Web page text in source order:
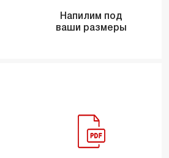
Напилим под
ваши размеры